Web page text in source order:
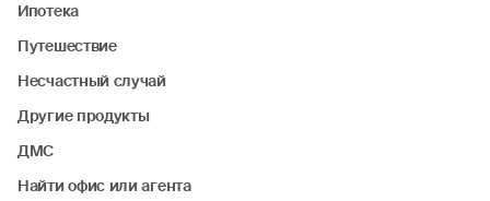
Ипотека
Путешествие
Несчастный случай
Другие продукты
ДМС
Найти офис или агента